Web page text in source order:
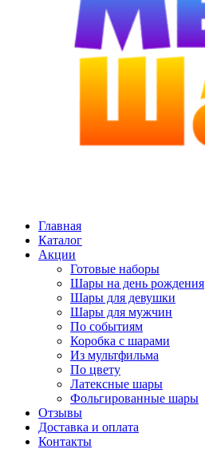
Главная
Каталог
Акции
Готовые наборы
Шары на день рождения
Шары для девушки
Шары для мужчин
По событиям
Коробка с шарами
Из мультфильма
По цвету
Латексные шары
Фольгированные шары
Отзывы
Доставка и оплата
Контакты